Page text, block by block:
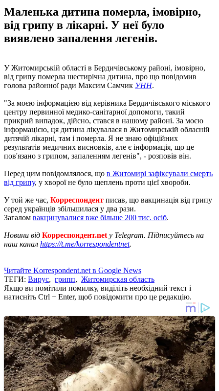
Маленька дитина померла, імовірно,
від грипу в лікарні. У неї було
виявлено запалення легенів.
У Житомирській області в Бердичівському районі, імовірно,
від грипу померла шестирічна дитина, про що повідомив
голова районної ради Максим Самчик УНН.
"За моєю інформацією від керівника Бердичівського міського
центру первинної медико-санітарної допомоги, такий
прикрий випадок, дійсно, стався в нашому районі. За моєю
інформацією, ця дитина лікувалася в Житомирській обласній
дитячій лікарні, там і померла. Я не знаю офіційних
результатів медичних висновків, але є інформація, що це
пов'язано з грипом, запаленням легенів", - розповів він.
Перед цим повідомлялося, що в Житомирі зафіксували смерть
від грипу, у хворої не було щеплень проти цієї хвороби.
У той же час, Корреспондент писав, що вакцинація від грипу
серед українців збільшилася у два рази.
Загалом вакцинувалися вже більше 200 тис. осіб.
Новини від Корреспондент.net у Telegram. Підписуйтесь на
наш канал https://t.me/korrespondentnet.
Читайте Korrespondent.net в Google News
ТЕГИ: Вирус, грипп, Житомирская область
Якщо ви помітили помилку, виділіть необхідний текст і
натисніть Ctrl + Enter, щоб повідомити про це редакцію.